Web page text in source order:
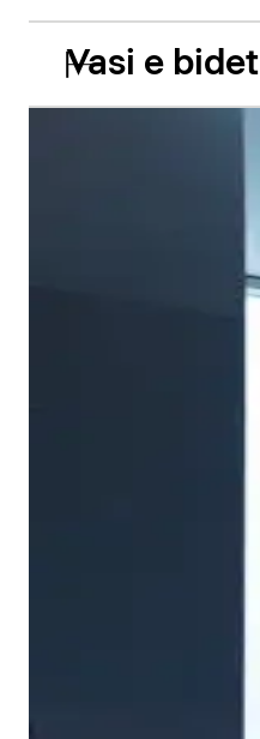
Vasi e bidet